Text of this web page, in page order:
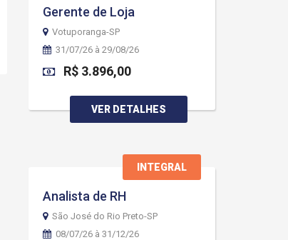
Gerente de Loja
Votuporanga-SP
31/07/26 à 29/08/26
R$ 3.896,00
VER DETALHES
INTEGRAL
Analista de RH
São José do Rio Preto-SP
08/07/26 à 31/12/26